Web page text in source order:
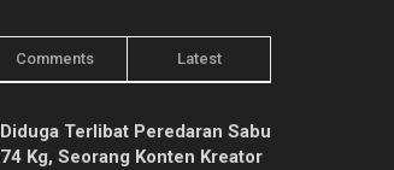
Comments Latest
Diduga Terlibat Peredaran Sabu
74 Kg, Seorang Konten Kreator